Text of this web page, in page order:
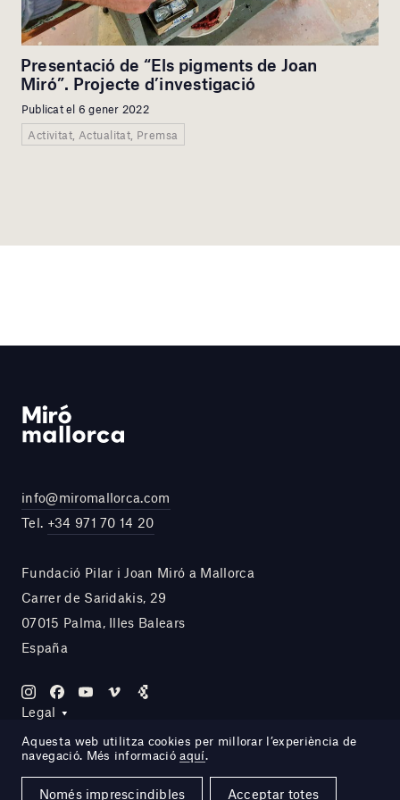
Presentació de “Els pigments de Joan
Miró”. Projecte d’investigació
Publicat el 6 gener 2022
Activitat, Actualitat, Premsa
info@miromallorca.com
Tel. +34 971 70 14 20
Fundació Pilar i Joan Miró a Mallorca
Carrer de Saridakis, 29
07015 Palma, Illes Balears
España
Legal
Site by DOMO—A
Aquesta web utilitza cookies per millorar l’experiència de
navegació. Més informacióaquí.
Només imprescindibles Acceptar totes